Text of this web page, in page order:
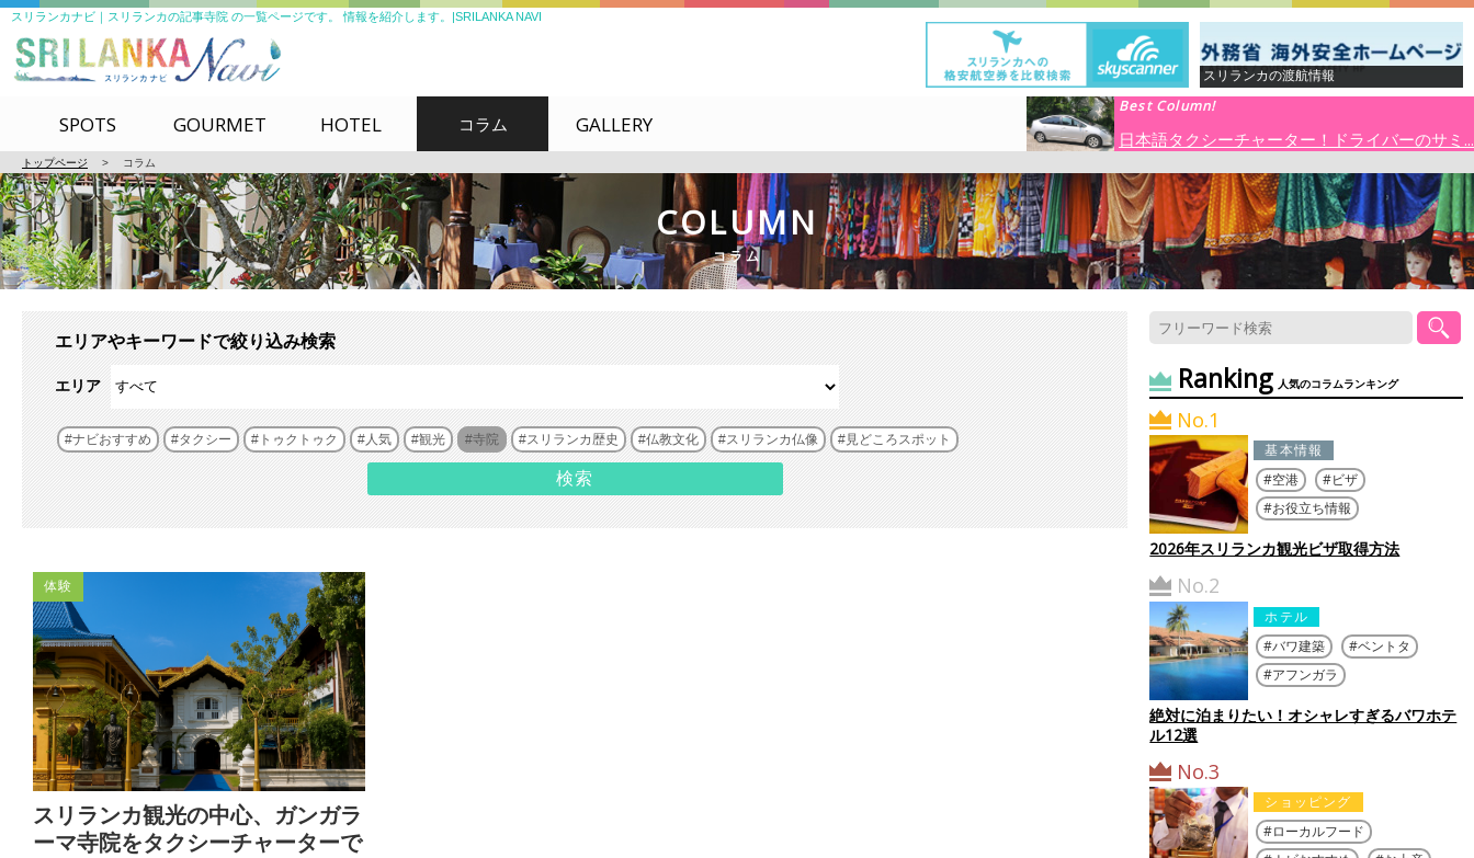
スリランカナビ｜スリランカの記事寺院 の一覧ページです。 情報を紹介します。|SRILANKA NAVI
スリランカの渡航情報
SPOTS GOURMET HOTEL コラム GALLERY
Best Column!
日本語タクシーチャーター！ドライバーのサミ...
トップページ > コラム
COLUMN
コラム
エリアやキーワードで絞り込み検索
エリア
ナビおすすめ タクシー トゥクトゥク 人気 観光 寺院 スリランカ歴史 仏教文化 スリランカ仏像 見どころスポット
スリランカ観光の中心、ガンガラ
ーマ寺院をタクシーチャーターで
体験
Ranking 人気のコラムランキング
No.1
基本情報
空港
ビザ
お役立ち情報
2026年スリランカ観光ビザ取得方法
No.2
ホテル
バワ建築
ベントタ
アフンガラ
絶対に泊まりたい！オシャレすぎるバワホテ
ル12選
No.3
ショッピング
ローカルフード